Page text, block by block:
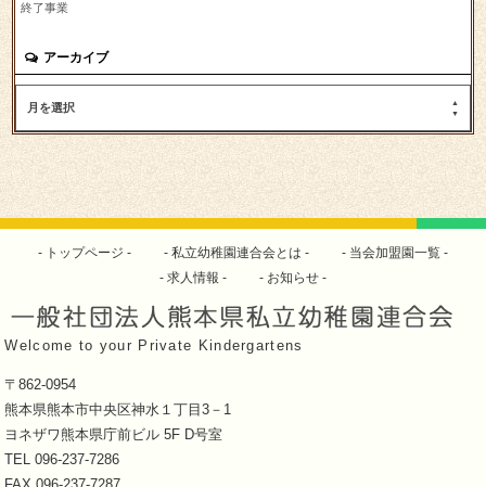
終了事業
アーカイブ
月を選択
トップページ 私立幼稚園連合会とは
当会加盟園一覧
求人情報
お知らせ
Welcome to your Private Kindergartens
〒862-0954
熊本県熊本市中央区神水１丁目3－1
ヨネザワ熊本県庁前ビル 5F D号室
TEL 096-237-7286